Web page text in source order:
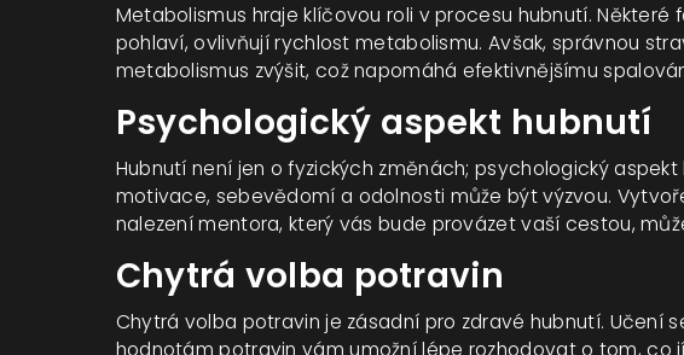
Metabolismus hraje klíčovou roli v procesu hubnutí. Některé
pohlaví, ovlivňují rychlost metabolismu. Avšak, správnou
metabolismus zvýšit, což napomáhá efektivnějšímu
Psychologický aspekt hubnutí
Hubnutí není jen o fyzických změnách; psychologický aspekt
motivace, sebevědomí a odolnosti může být výzvou.
nalezení mentora, který vás bude provázet vaší cestou,
Chytrá volba potravin
Chytrá volba potravin je zásadní pro zdravé hubnutí. Učení
hodnotám potravin vám umožní lépe rozhodovat o tom, co